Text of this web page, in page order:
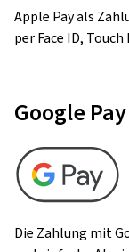
Apple Pay als
per Face ID, Touch
Google Pay
Die Zahlung mit